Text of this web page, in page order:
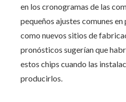
en los cronogramas de las
pequeños ajustes comunes
como nuevos sitios de
pronósticos sugerían que
estos chips cuando las
producirlos.